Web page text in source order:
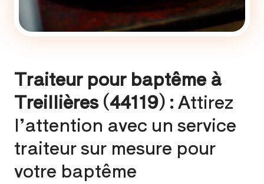
Traiteur pour baptême à
Treillières (44119) :Attirez
l’attention avec un service
traiteur sur mesure pour
votre baptême